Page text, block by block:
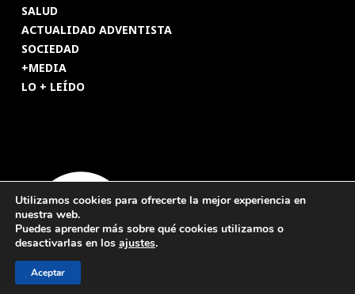
SALUD
ACTUALIDAD ADVENTISTA
SOCIEDAD
+MEDIA
LO + LEÍDO
Utilizamos cookies para ofrecerte la mejor experiencia en
nuestra web.
Puedes aprender más sobre qué cookies utilizamos o
desactivarlas en los ajustes.
Aceptar